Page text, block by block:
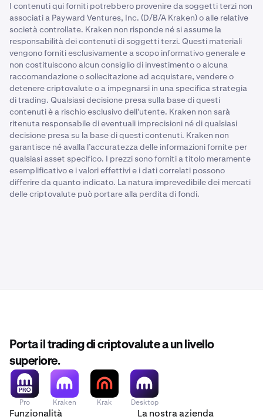
I contenuti qui forniti potrebbero provenire da soggetti terzi non
associati a Payward Ventures, Inc. (D/B/A Kraken) o alle relative
società controllate. Kraken non risponde né si assume la
responsabilità dei contenuti di soggetti terzi. Questi materiali
vengono forniti esclusivamente a scopo informativo generale e
non costituiscono alcun consiglio di investimento o alcuna
raccomandazione o sollecitazione ad acquistare, vendere o
detenere criptovalute o a impegnarsi in una specifica strategia
di trading. Qualsiasi decisione presa sulla base di questi
contenuti è a rischio esclusivo dell'utente. Kraken non sarà
ritenuta responsabile di eventuali imprecisioni né di qualsiasi
decisione presa su la base di questi contenuti. Kraken non
garantisce né avalla l’accuratezza delle informazioni fornite per
qualsiasi asset specifico. I prezzi sono forniti a titolo meramente
esemplificativo e i valori effettivi e i dati correlati possono
differire da quanto indicato. La natura imprevedibile dei mercati
delle criptovalute può portare alla perdita di fondi.
Porta il trading di criptovalute a un livello
superiore.
Pro Kraken Krak Desktop
Funzionalità La nostra azienda